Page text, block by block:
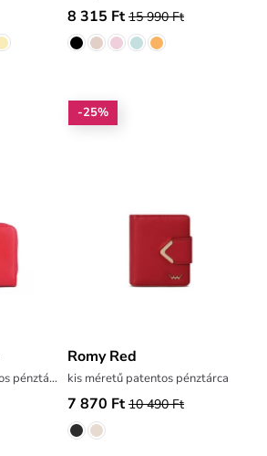
8 315 Ft 15 990 Ft
közepes pöttyös patentos pénztárca
-25%
Romy Red
kis méretű patentos pénztárca
7 870 Ft 10 490 Ft